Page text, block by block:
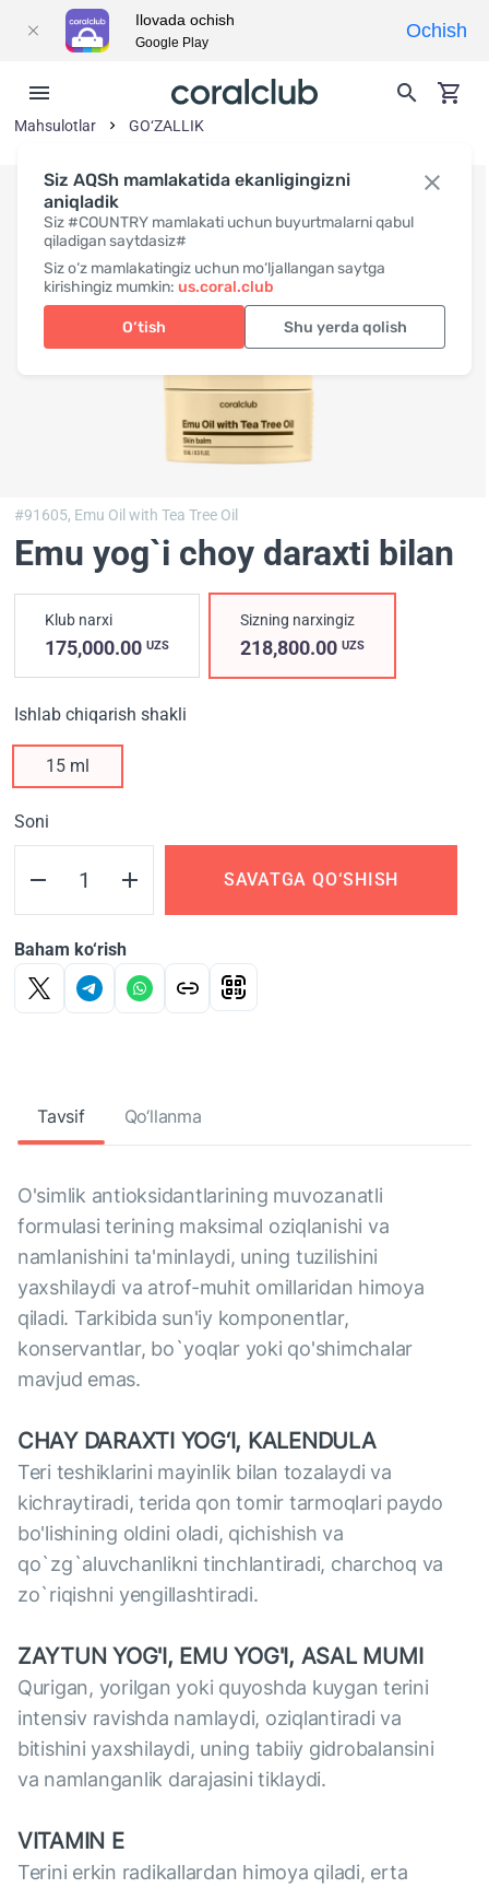
Siz AQSh mamlakatida ekanligingizni
aniqladik
Siz #COUNTRY mamlakati uchun buyurtmalarni qabul
qiladigan saytdasiz#
Siz o‘z mamlakatingiz uchun mo‘ljallangan saytga
kirishingiz mumkin: us.coral.club
O‘tish Shu yerda qolish
Mahsulotlar GO‘ZALLIK
#91605, Emu Oil with Tea Tree Oil
Emu yog`i choy daraxti bilan
Klub narxi
175,000.00 UZS
Sizning narxingiz
218,800.00UZS
Ishlab chiqarish shakli
15 ml
Soni
SAVATGA QO‘SHISH
Baham ko‘rish
Tavsif Qo‘llanma
O'simlik antioksidantlarining muvozanatli
formulasi terining maksimal oziqlanishi va
namlanishini ta'minlaydi, uning tuzilishini
yaxshilaydi va atrof-muhit omillaridan himoya
qiladi. Tarkibida sun'iy komponentlar,
konservantlar, bo`yoqlar yoki qo'shimchalar
mavjud emas.
CHAY DARAXTI YOG‘I, KALENDULA
Teri teshiklarini mayinlik bilan tozalaydi va
kichraytiradi, terida qon tomir tarmoqlari paydo
bo'lishining oldini oladi, qichishish va
qo`zg`aluvchanlikni tinchlantiradi, charchoq va
zo`riqishni yengillashtiradi.
ZAYTUN YOG'I, EMU YOG'I, ASAL MUMI
Qurigan, yorilgan yoki quyoshda kuygan terini
intensiv ravishda namlaydi, oziqlantiradi va
bitishini yaxshilaydi, uning tabiiy gidrobalansini
va namlanganlik darajasini tiklaydi.
VITAMIN E
Terini erkin radikallardan himoya qiladi, erta
Ilovada ochish
Google Play
Ochish